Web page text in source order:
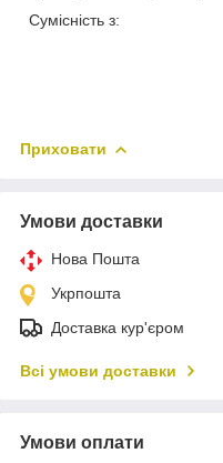
Сумісність з:
Приховати
Умови доставки
Нова Пошта
Укрпошта
Доставка кур'єром
Всі умови доставки
Умови оплати